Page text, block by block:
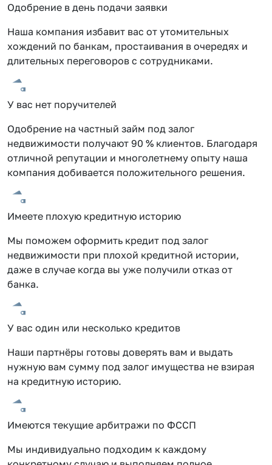
Одобрение в день подачи заявки
Наша компания избавит вас от утомительных
хождений по банкам, простаивания в очередях и
длительных переговоров с сотрудниками.
У вас нет поручителей
Одобрение на частный займ под залог
недвижимости получают 90 % клиентов. Благодаря
отличной репутации и многолетнему опыту наша
компания добивается положительного решения.
Имеете плохую кредитную историю
Мы поможем оформить кредит под залог
недвижимости при плохой кредитной истории,
даже в случае когда вы уже получили отказ от
банка.
У вас один или несколько кредитов
Наши партнёры готовы доверять вам и выдать
нужную вам сумму под залог имущества не взирая
на кредитную историю.
Имеются текущие арбитражи по ФССП
Мы индивидуально подходим к каждому